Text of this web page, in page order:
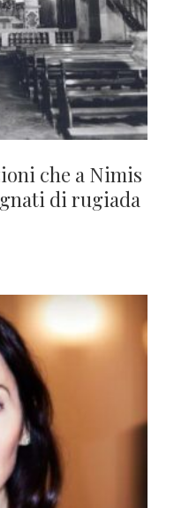
che a Nimis
di rugiada